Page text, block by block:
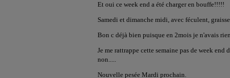
Et oui ce week end a été charger en bouffe!!!!!
Samedi et dimanche midi, avec féculent,
Bon c déjà bien puisque en 2mois je n'avais
Je me rattrappe cette semaine pas de week
non.....
Nouvelle pesée Mardi prochain.